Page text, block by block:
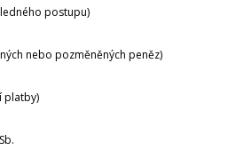
postupu)
nebo pozměněných peněz)
platby)